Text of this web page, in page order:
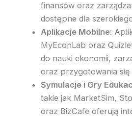
finansów oraz
dostępne dla
Aplikacje Mobilne:
MyEconLab oraz
do nauki ekonomii,
oraz przygotowania się
Symulacje i Gry
takie jak MarketSim,
oraz BizCafe oferują